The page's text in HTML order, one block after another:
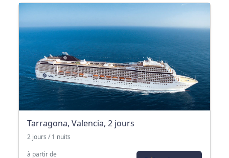
Tarragona, Valencia, 2 jours
2 jours / 1 nuits
à partir de